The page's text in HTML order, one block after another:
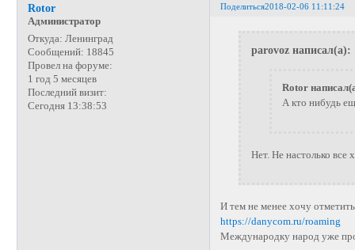
Поделиться2018-02-06 11:11:24
Rotor
Администратор
Откуда: Ленинград
Сообщений: 18845
Провел на форуме:
1 год 5 месяцев
Последний визит:
Сегодня 13:38:53
parovoz написал(а):
Rotor
А кто нибудь
Нет. Не настолько все
И тем не менее хочу
https://danycom.ru/roaming
Международку народ уже